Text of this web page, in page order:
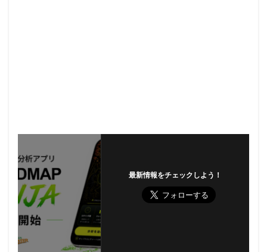
最新情報をチェックしよう！